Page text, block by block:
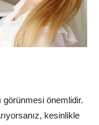
görünmesi önemlidir.
kesinlikle